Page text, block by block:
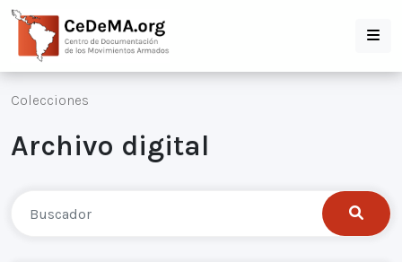
Colecciones
Archivo digital